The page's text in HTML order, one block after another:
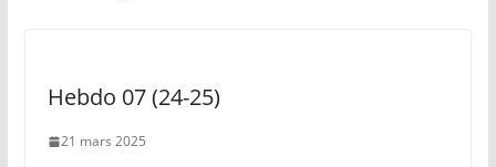
Hebdo 07 (24-25)
21 mars 2025